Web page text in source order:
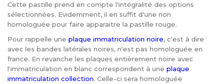
Cette pastille prend en compte l'intégralité des options
sélectionnées. Evidemment, il en suffit d'une non
homologuée pour faire apparaitre la pastille rouge.
Pour rappelle une plaque immatriculation noire, c'est à dire
avec les bandes latérales noires, n'est pas homologuée en
france. En revanche les plaques entièrement noire avec
l'immatriculation en blanc correspondent à une plaque
immatriculation collection. Celle-ci sera homologuée